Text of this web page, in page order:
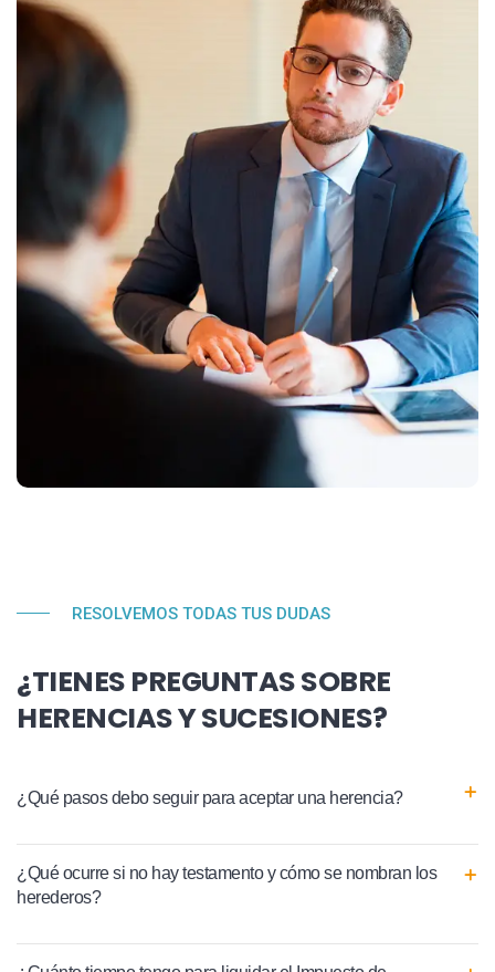
RESOLVEMOS TODAS TUS DUDAS
¿TIENES PREGUNTAS SOBRE
HERENCIAS Y SUCESIONES?
¿Qué pasos debo seguir para aceptar una herencia?
¿Qué ocurre si no hay testamento y cómo se nombran los
herederos?